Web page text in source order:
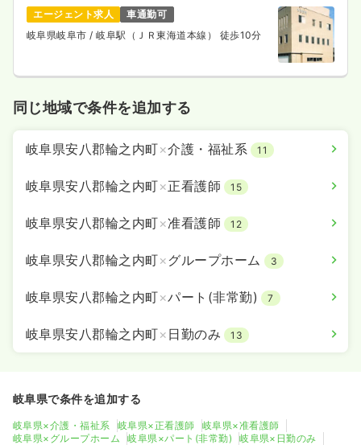
エージェント求人
車通勤可
岐阜県岐阜市/ 岐阜駅（ＪＲ東海道本線） 徒歩10分
同じ地域で条件を追加する
岐阜県安八郡輪之内町×介護・福祉系 11
岐阜県安八郡輪之内町×正看護師 15
岐阜県安八郡輪之内町×准看護師 12
岐阜県安八郡輪之内町×グループホーム 3
岐阜県安八郡輪之内町×パート(非常勤) 7
岐阜県安八郡輪之内町× 日勤のみ 13
岐阜県で条件を追加する
岐阜県×介護・福祉系 岐阜県×正看護師
岐阜県×准看護師
岐阜県×グループホーム
岐阜県×パート(非常勤) 岐阜県×日勤のみ